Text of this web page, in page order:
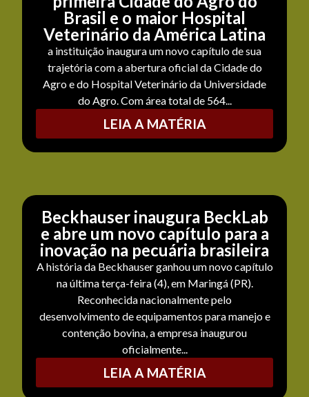
Brasil e o maior Hospital
Veterinário da América Latina
a instituição inaugura um novo capítulo de sua
trajetória com a abertura oficial da Cidade do
Agro e do Hospital Veterinário da Universidade
do Agro. Com área total de 564...
LEIA A MATÉRIA
Beckhauser inaugura BeckLab
e abre um novo capítulo para a
inovação na pecuária brasileira
A história da Beckhauser ganhou um novo capítulo
na última terça-feira (4), em Maringá (PR).
Reconhecida nacionalmente pelo
desenvolvimento de equipamentos para manejo e
contenção bovina, a empresa inaugurou
oficialmente...
LEIA A MATÉRIA